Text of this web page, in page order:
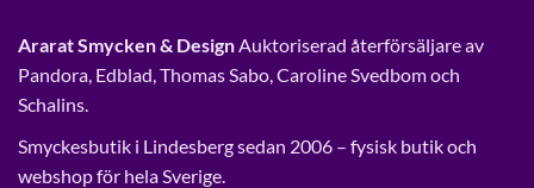
Ararat Smycken & Design Auktoriserad återförsäljare av
Pandora, Edblad, Thomas Sabo, Caroline Svedbom och
Schalins.
Smyckesbutik i Lindesberg sedan 2006 – fysisk butik och
webshop för hela Sverige.